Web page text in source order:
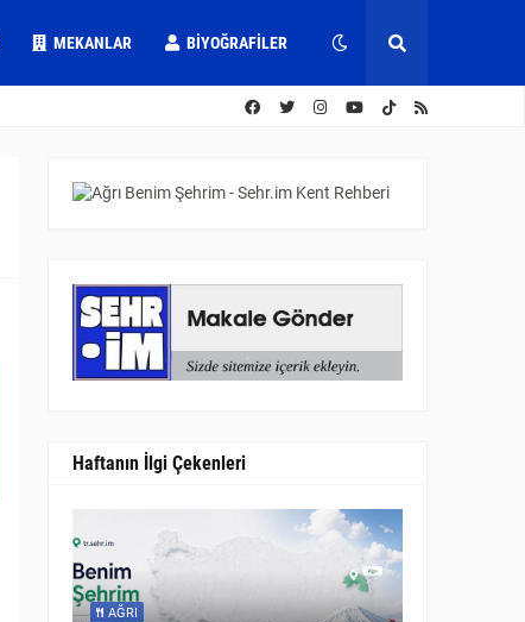
MEKANLAR BIYOĞRAFILER
Haftanın İlgi Çekenleri
AĞRI